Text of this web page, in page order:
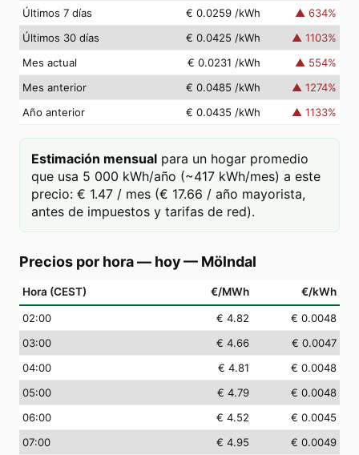
Últimos 7 días
€ 0.0259 /kWh ▲ 634%
Últimos 30 días
€ 0.0425 /kWh ▲ 1103%
Mes actual
€ 0.0231 /kWh ▲ 554%
Mes anterior
€ 0.0485 /kWh ▲ 1274%
Año anterior
€ 0.0435 /kWh ▲ 1133%
Estimación mensual para un hogar promedio
que usa 5 000 kWh/año (~417 kWh/mes) a este
precio: € 1.47 / mes (€ 17.66 / año mayorista,
antes de impuestos y tarifas de red).
Precios por hora — hoy— Mölndal
Hora (CEST) €/MWh €/kWh
02:00 € 4.82
€ 0.0048
03:00 € 4.66
€ 0.0047
04:00 € 4.81
€ 0.0048
05:00 € 4.79
€ 0.0048
06:00 € 4.52
€ 0.0045
07:00 € 4.95
€ 0.0049